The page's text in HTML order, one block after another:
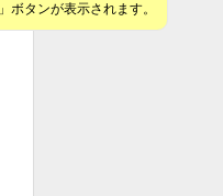
タンが表示されます。